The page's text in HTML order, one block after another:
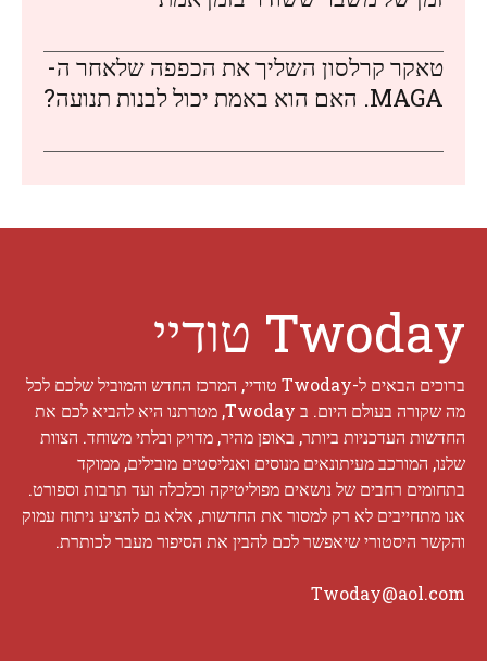
טאקר קרלסון השליך את הכפפה שלאחר ה-
MAGA. האם הוא באמת יכול לבנות תנועה?
Twoday טודיי
ברוכים הבאים ל-Twoday טודיי, המרכז החדש והמוביל שלכם לכל
מה שקורה בעולם היום. ב Twoday, מטרתנו היא להביא לכם את
החדשות העדכניות ביותר, באופן מהיר, מדויק ובלתי משוחד. הצוות
שלנו, המורכב מעיתונאים מנוסים ואנליסטים מובילים, ממוקד
בתחומים רחבים של נושאים מפוליטיקה וכלכלה ועד תרבות וספורט.
אנו מתחייבים לא רק למסור את החדשות, אלא גם להציע ניתוח עמוק
והקשר היסטורי שיאפשר לכם להבין את הסיפור מעבר לכותרת.
Twoday@aol.com